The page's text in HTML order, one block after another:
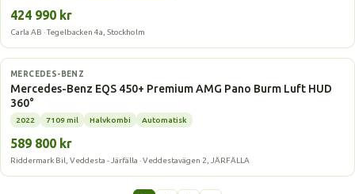
424 990 kr
Carla AB · Tegelbacken 4a, Stockholm
Elbil
MERCEDES-BENZ
Mercedes-Benz EQS 450+ Premium AMG Pano Burm Luft HUD
360°
2022 7109 mil Halvkombi Automatisk
589 800 kr
Riddermark Bil, Veddesta - Järfälla · Veddestavägen 2, JÄRFÄLLA